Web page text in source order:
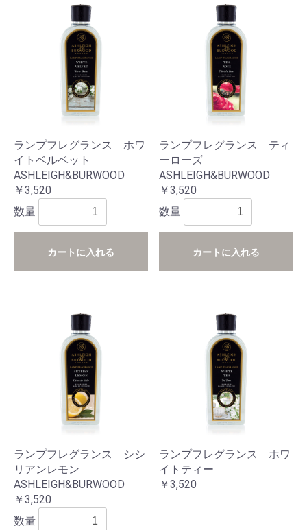
ランプフレグランス ホワ
イトベルベット
ASHLEIGH&BURWOOD
￥3,520
数量
カートに入れる
ランプフレグランス ティ
ーローズ
ASHLEIGH&BURWOOD
￥3,520
数量
カートに入れる
ランプフレグランス シシ
リアンレモン
ASHLEIGH&BURWOOD
￥3,520
数量
ランプフレグランス ホワ
イトティー
￥3,520